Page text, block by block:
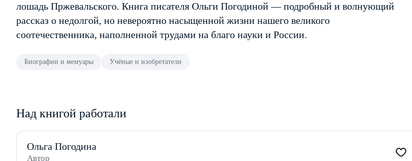
лошадь Пржевальского. Книга писателя Ольги Погодиной — подробный и волнующий
рассказ о недолгой, но невероятно насыщенной жизни нашего великого
соотечественника, наполненной трудами на благо науки и России.
Биографии и мемуары Учёные и изобретатели
Над книгой работали
Ольга Погодина
Автор